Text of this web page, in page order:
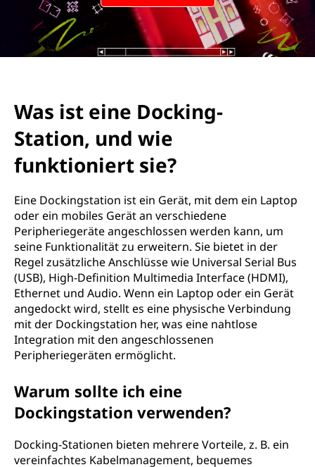
Was ist eine Docking-
Station, und wie
funktioniert sie?
Eine Dockingstation ist ein Gerät, mit dem ein Laptop
oder ein mobiles Gerät an verschiedene
Peripheriegeräte angeschlossen werden kann, um
seine Funktionalität zu erweitern. Sie bietet in der
Regel zusätzliche Anschlüsse wie Universal Serial Bus
(USB), High-Definition Multimedia Interface (HDMI),
Ethernet und Audio. Wenn ein Laptop oder ein Gerät
angedockt wird, stellt es eine physische Verbindung
mit der Dockingstation her, was eine nahtlose
Integration mit den angeschlossenen
Peripheriegeräten ermöglicht.
Warum sollte ich eine
Dockingstation verwenden?
Docking-Stationen bieten mehrere Vorteile, z. B. ein
vereinfachtes Kabelmanagement, bequemes